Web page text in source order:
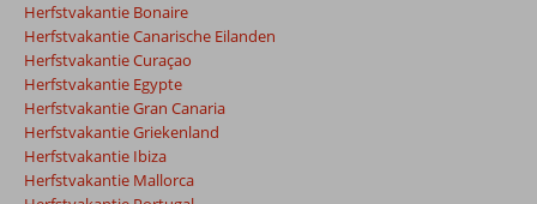
Herfstvakantie Bonaire
Herfstvakantie Canarische Eilanden
Herfstvakantie Curaçao
Herfstvakantie Egypte
Herfstvakantie Gran Canaria
Herfstvakantie Griekenland
Herfstvakantie Ibiza
Herfstvakantie Mallorca